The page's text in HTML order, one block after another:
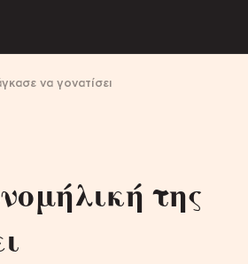
να γονατίσει
της